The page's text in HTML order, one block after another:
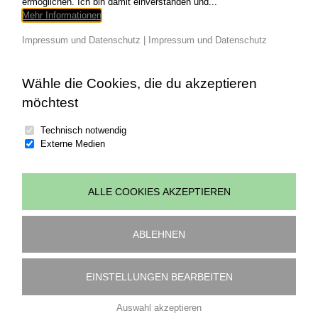
Read More
© copyright 2026 | all rights reserved Johannes
Mehr Informationen
Impressum und Datenschutz Impressum und Datenschutz
Wähle die Cookies, die du akzeptieren
möchtest
Technisch notwendig
Externe Medien
ALLE COOKIES AKZEPTIEREN
ABLEHNEN
EINSTELLUNGEN BEARBEITEN
Auswahl akzeptieren